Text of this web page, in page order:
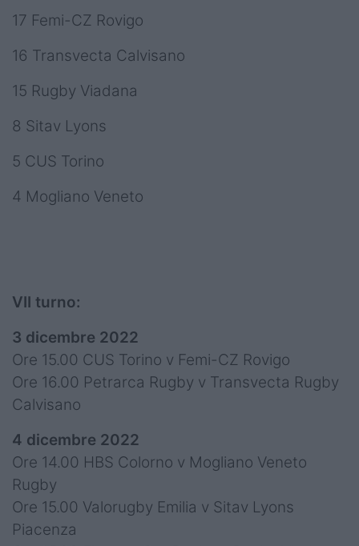
17 Femi-CZ Rovigo
16 Transvecta Calvisano
15 Rugby Viadana
8 Sitav Lyons
5 CUS Torino
4 Mogliano Veneto
VII turno:
3 dicembre 2022
Ore 15.00 CUS Torino v Femi-CZ Rovigo
Ore 16.00 Petrarca Rugby v Transvecta Rugby
Calvisano
4 dicembre 2022
Ore 14.00 HBS Colorno v Mogliano Veneto
Rugby
Ore 15.00 Valorugby Emilia v Sitav Lyons
Piacenza